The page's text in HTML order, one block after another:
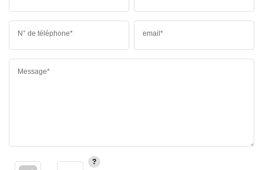
N° de téléphone* email*
Message*